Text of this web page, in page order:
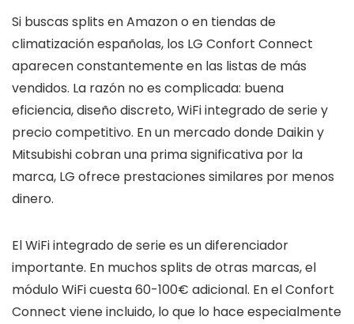
Si buscas splits en Amazon o en tiendas de
climatización españolas, los LG Confort Connect
aparecen constantemente en las listas de más
vendidos. La razón no es complicada: buena
eficiencia, diseño discreto, WiFi integrado de serie y
precio competitivo. En un mercado donde Daikin y
Mitsubishi cobran una prima significativa por la
marca, LG ofrece prestaciones similares por menos
dinero.
El WiFi integrado de serie es un diferenciador
importante. En muchos splits de otras marcas, el
módulo WiFi cuesta 60-100€ adicional. En el Confort
Connect viene incluido, lo que lo hace especialmente